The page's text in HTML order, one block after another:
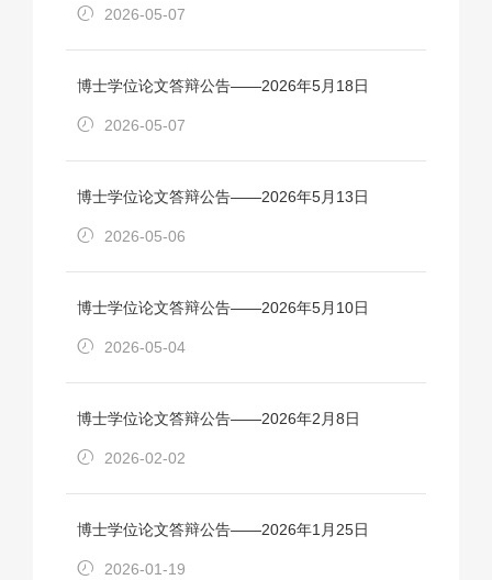
2026-05-07
博士学位论文答辩公告——2026年5月18日
2026-05-07
博士学位论文答辩公告——2026年5月13日
2026-05-06
博士学位论文答辩公告——2026年5月10日
2026-05-04
博士学位论文答辩公告——2026年2月8日
2026-02-02
博士学位论文答辩公告——2026年1月25日
2026-01-19